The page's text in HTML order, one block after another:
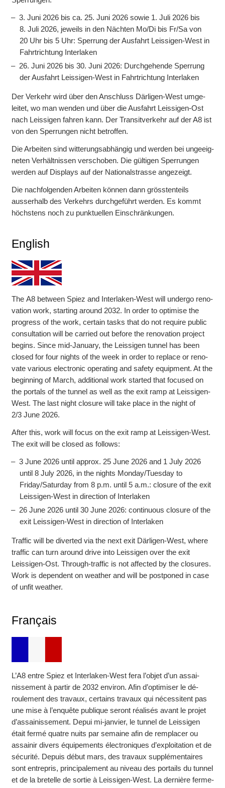
3. Juni 2026 bis ca. 25. Juni 2026 sowie 1. Juli 2026 bis
8. Juli 2026, jeweils in den Nächten Mo/Di bis Fr/Sa von
20 Uhr bis 5 Uhr: Sperrung der Aus­fahrt Leissigen-West in
Fahrt­richtung Interlaken
26. Juni 2026 bis 30. Juni 2026: Durch­gehende Sperrung
der Aus­fahrt Leissigen-West in Fahrt­richtung Interlaken
Der Verkehr wird über den An­schluss Därligen-West umge­
leitet, wo man wenden und über die Aus­fahrt Leissigen-Ost
nach Lei­ssigen fahren kann. Der Transit­verkehr auf der A8 ist
von den Sper­rungen nicht betroffen.
Die Arbei­ten sind witterungs­abhängig und werden bei ungeeig­
neten Verhält­nissen verschoben. Die gül­tigen Sperrungen
werden auf Dis­plays auf der National­strasse angezeigt.
Die nach­folgenden Arbei­ten können dann grössten­teils
ausser­halb des Ver­kehrs durch­geführt werden. Es kommt
höchstens noch zu punktuellen Einschränkungen.
English
The A8 between Spiez and Interlaken-West will undergo reno­
vation work, start­ing around 2032. In order to opti­mise the
progress of the work, certain tasks that do not re­quire public
consul­tation will be car­ried out before the reno­vation project
begins. Since mid-January, the Leissigen tunnel has been
closed for four nights of the week in order to replace or reno­
vate various elec­tronic oper­ating and safety equipment. At the
begin­ning of March, addi­tional work started that focused on
the port­als of the tunnel as well as the exit ramp at Leissigen-
West. The last night clo­sure will take place in the night of
2/3 June 2026.
After this, work will focus on the exit ramp at Leissigen-West.
The exit will be closed as follows:
3 June 2026 until approx. 25 June 2026 and 1 July 2026
until 8 July 2026, in the nights Monday/Tuesday to
Friday/Saturday from 8 p.m. until 5 a.m.: clo­sure of the exit
Leissigen-West in direction of Interlaken
26 June 2026 until 30 June 2026: contin­uous clo­sure of the
exit Leissigen-West in direction of Interlaken
Traffic will be diverted via the next exit Därligen-West, where
traf­fic can turn around drive into Leissigen over the exit
Leissigen-Ost. Through-traffic is not affected by the closures.
Work is depen­dent on weather and will be post­poned in case
of unfit weather.
Français
L’A8 entre Spiez et Interlaken-West fera l’objet d’un assai­
nissement à partir de 2032 environ. Afin d’opti­miser le dé­
roulement des travaux, certains travaux qui néces­sitent pas
une mise à l’enquête publique seront réali­sés avant le projet
d’assainissement. Depui mi-janvier, le tunnel de Leissigen
était fermé quatre nuits par se­maine afin de rem­placer ou
assai­nir divers équi­pements élec­tro­niques d’exploitation et de
sécurité. Depuis début mars, des travaux supplé­men­taires
sont entrepris, principalement au niveau des portails du tunnel
et de la bretelle de sortie à Leissigen-West. La dernière ferme­